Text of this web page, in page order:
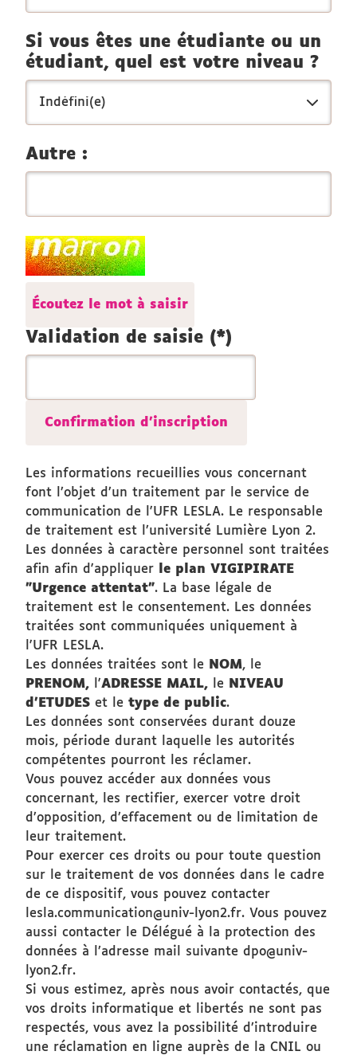
Si vous êtes une étudiante ou un
étudiant, quel est votre niveau ?
Autre :
Champ
pour
robots.
Si
laisser
vide.
Écoutez le mot à saisir
Validation de saisie (*)
Les informations recueillies vous concernant
font l’objet d’un traitement par le service de
communication de l'UFR LESLA. Le responsable
de traitement est l’université Lumière Lyon 2.
Les données à caractère personnel sont traitées
afin afin d'appliquer
le plan VIGIPIRATE
"Urgence attentat". La base légale de
traitement est le consentement. Les données
traitées sont communiquées uniquement à
l'UFR LESLA.
Les données traitées sont le NOM, le
PRENOM, l'ADRESSE MAIL, le NIVEAU
d'ETUDES et le type de public.
Les données sont conservées durant douze
mois, période durant laquelle les autorités
compétentes pourront les réclamer.
Vous pouvez accéder aux données vous
concernant, les rectifier, exercer votre droit
d’opposition, d’effacement ou de limitation de
leur traitement.
Pour exercer ces droits ou pour toute question
sur le traitement de vos données dans le cadre
de ce dispositif, vous pouvez contacter
lesla.communication@univ-lyon2.fr. Vous pouvez
aussi contacter le Délégué à la protection des
données à l’adresse mail suivante dpo@univ-
lyon2.fr.
Si vous estimez, après nous avoir contactés, que
vos droits informatique et libertés ne sont pas
respectés, vous avez la possibilité d’introduire
une réclamation en ligne auprès de la CNIL ou